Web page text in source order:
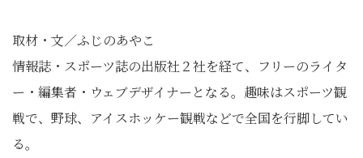
取材・文／ふじのあやこ
情報誌・スポーツ誌の出版社２社を経て、フリーのライタ
ー・編集者・ウェブデザイナーとなる。趣味はスポーツ観
戦で、野球、アイスホッケー観戦などで全国を行脚してい
る。